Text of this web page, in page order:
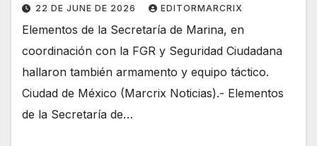
22 DE JUNE DE 2026 EDITORMARCRIX
Elementos de la Secretaría de Marina, en
coordinación con la FGR y Seguridad Ciudadana
hallaron también armamento y equipo táctico.
Ciudad de México (Marcrix Noticias).- Elementos
de la Secretaría de…